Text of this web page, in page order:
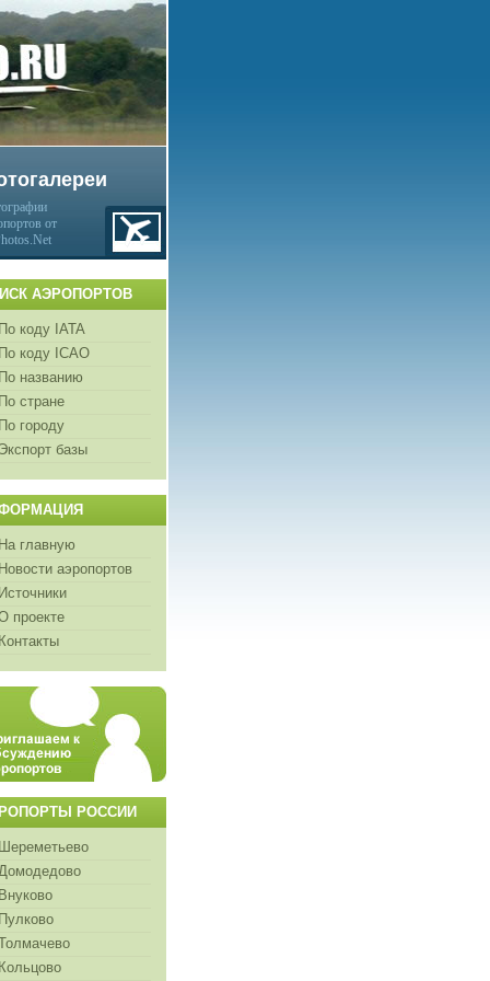
от
АЭРОПОРТОВ
По коду IATA
По коду ICAO
По названию
По стране
По городу
Экспорт базы
На главную
Новости аэропортов
Источники
проекте
Контакты
РОССИИ
Шереметьево
Внуково
Пулково
Кольцово